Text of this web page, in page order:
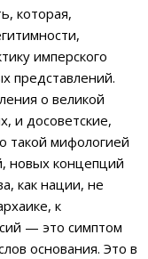
которая,
имперского
представлений.
о великой
и досоветские,
такой мифологией
новых концепций
как нации, не
к
— это симптом
основания. Это в